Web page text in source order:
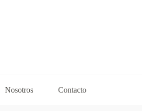
Nosotros Contacto